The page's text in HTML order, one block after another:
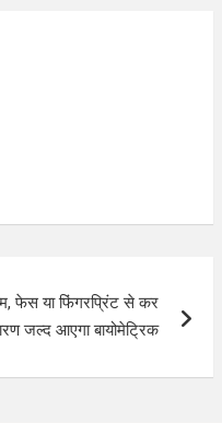
फेस या फिंगरप्रिंट से कर
जल्द आएगा बायोमेट्रिक